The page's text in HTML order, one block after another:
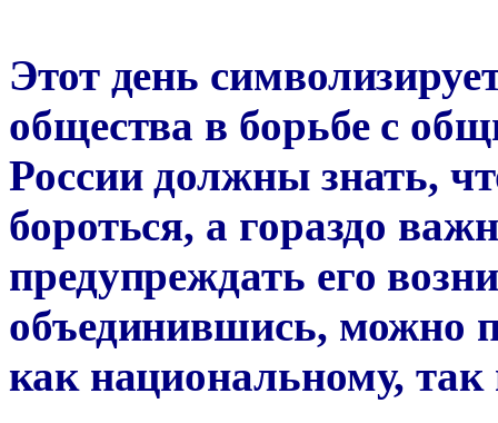
Этот день
общества в борьбе с
России должны знать,
бороться, а гораздо
предупреждать его
объединившись, можно
как национальному,